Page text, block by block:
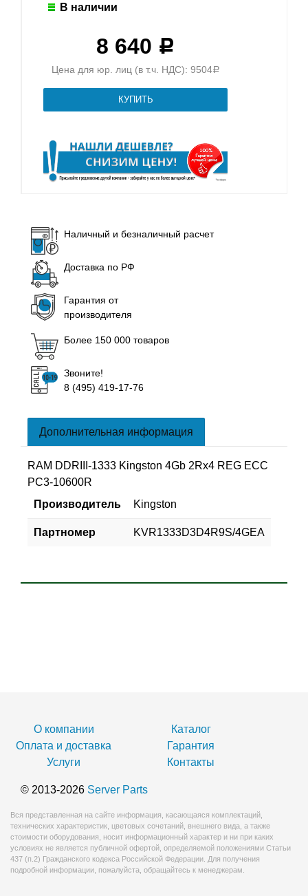
В наличии
8 640 Р
Цена для юр. лиц (в т.ч. НДС): 9504Р
Наличный и безналичный расчет
Доставка по РФ
Гарантия от
производителя
Более 150 000 товаров
Звоните!
8 (495) 419-17-76
Дополнительная информация
RAM DDRIII-1333 Kingston 4Gb 2Rx4 REG ECC
PC3-10600R
Производитель
Kingston
Партномер KVR1333D3D4R9S/4GEA
О компании
Каталог
Оплата и доставка
Гарантия
Услуги
Контакты
© 2013-2026 Server Parts
Вся представленная на сайте информация, касающаяся комплектаций,
технических характеристик, цветовых сочетаний, внешнего вида, а также
стоимости оборудования, носит информационный характер и ни при каких
условиях не является публичной офертой, определяемой положениями Статьи
437 (п.2) Гражданского кодекса Российской Федерации. Для получения
подробной информации, пожалуйста, обращайтесь к менеджерам.